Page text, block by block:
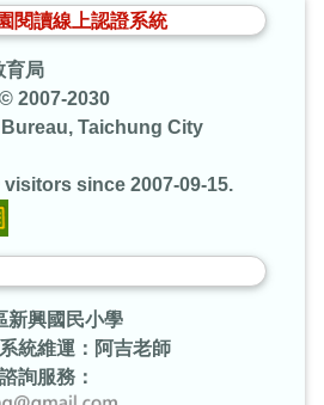
閱讀線上認證系統
育局
2030
Taichung City
since 2007-09-15.
新興國民小學
維運：阿吉老師
務：